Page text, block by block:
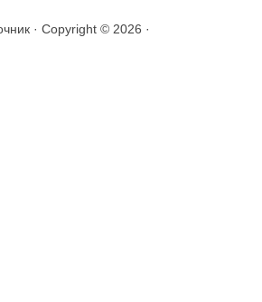
· Copyright © 2026 ·